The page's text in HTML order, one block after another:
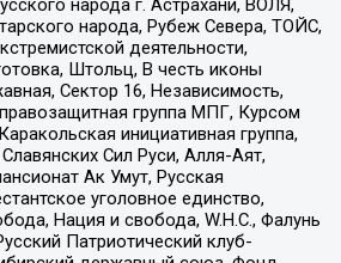
народа г. Астрахани, ВОЛЯ,
народа, Рубеж Севера, ТОЙС,
деятельности,
Штольц, В честь иконы
Сектор 16, Независимость,
группа МПГ, Курсом
инициативная группа,
Сил Руси, Алля-Аят,
Ак Умут, Русская
уголовное единство,
Нация и свобода, W.H.С., Фалунь
Патриотический клуб-